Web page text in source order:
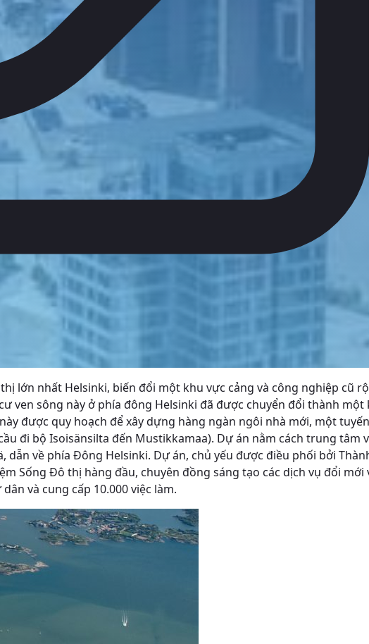
lớn nhất Helsinki, biến đổi một khu vực cảng và công nghiệp cũ
sông này ở phía đông Helsinki đã được chuyển đổi thành một
được quy hoạch để xây dựng hàng ngàn ngôi nhà mới, một
đi bộ Isoisänsilta đến Mustikkamaa). Dự án nằm cách trung tâm
dẫn về phía Đông Helsinki. Dự án, chủ yếu được điều phối bởi
Sống Đô thị hàng đầu, chuyên đồng sáng tạo các dịch vụ đổi mới
và cung cấp 10.000 việc làm.